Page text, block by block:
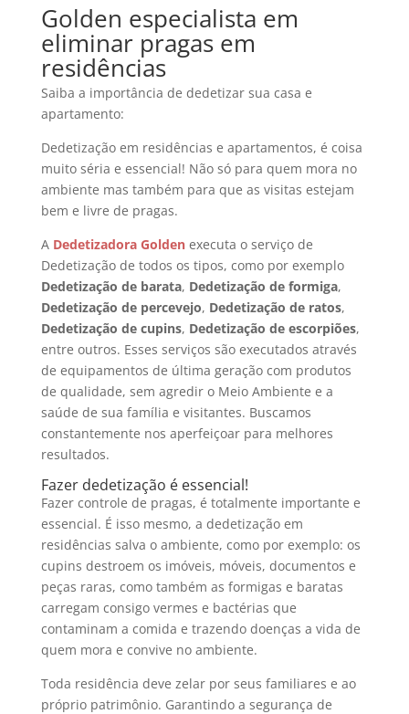
Golden especialista em
eliminar pragas em
residências
Saiba a importância de dedetizar sua casa e
apartamento:
Dedetização em residências e apartamentos, é coisa
muito séria e essencial! Não só para quem mora no
ambiente mas também para que as visitas estejam
bem e livre de pragas.
A Dedetizadora Golden executa o serviço de
Dedetização de todos os tipos, como por exemplo
Dedetização de barata, Dedetização de formiga,
Dedetização de percevejo, Dedetização de ratos,
Dedetização de cupins, Dedetização de escorpiões,
entre outros. Esses serviços são executados através
de equipamentos de última geração com produtos
de qualidade, sem agredir o Meio Ambiente e a
saúde de sua família e visitantes. Buscamos
constantemente nos aperfeiçoar para melhores
resultados.
Fazer dedetização é essencial!
Fazer controle de pragas, é totalmente importante e
essencial. É isso mesmo, a dedetização em
residências salva o ambiente, como por exemplo: os
cupins destroem os imóveis, móveis, documentos e
peças raras, como também as formigas e baratas
carregam consigo vermes e bactérias que
contaminam a comida e trazendo doenças a vida de
quem mora e convive no ambiente.
Toda residência deve zelar por seus familiares e ao
próprio patrimônio. Garantindo a segurança de